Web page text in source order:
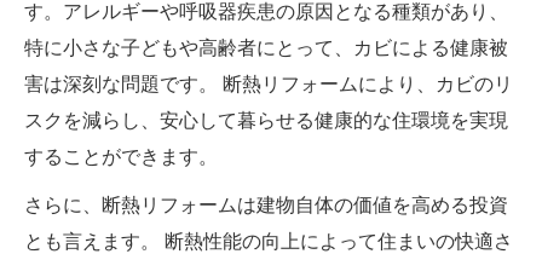
す。アレルギーや呼吸器疾患の原因となる種類があり、
特に小さな子どもや高齢者にとって、カビによる健康被
害は深刻な問題です。 断熱リフォームにより、カビのリ
スクを減らし、安心して暮らせる健康的な住環境を実現
することができます。
さらに、断熱リフォームは建物自体の価値を高める投資
とも言えます。 断熱性能の向上によって住まいの快適さ